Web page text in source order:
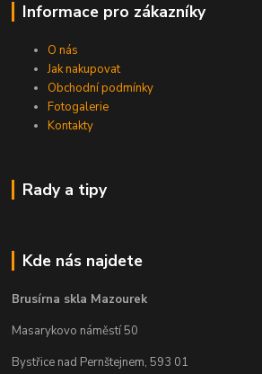
Informace pro zákazníky
O nás
Jak nakupovat
Obchodní podmínky
Fotogalerie
Kontakty
Rady a tipy
Kde nás najdete
Brusírna skla Mazourek
Masarykovo náměstí 50
Bystřice nad Pernštejnem, 593 01